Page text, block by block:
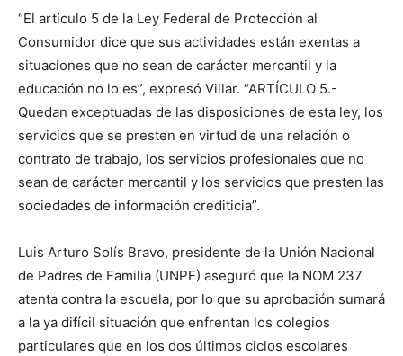
“El artículo 5 de la Ley Federal de Protección al
Consumidor dice que sus actividades están exentas a
situaciones que no sean de carácter mercantil y la
educación no lo es”, expresó Villar. “ARTÍCULO 5.-
Quedan exceptuadas de las disposiciones de esta ley, los
servicios que se presten en virtud de una relación o
contrato de trabajo, los servicios profesionales que no
sean de carácter mercantil y los servicios que presten las
sociedades de información crediticia”.
Luis Arturo Solís Bravo, presidente de la Unión Nacional
de Padres de Familia (UNPF) aseguró que la NOM 237
atenta contra la escuela, por lo que su aprobación sumará
a la ya difícil situación que enfrentan los colegios
particulares que en los dos últimos ciclos escolares